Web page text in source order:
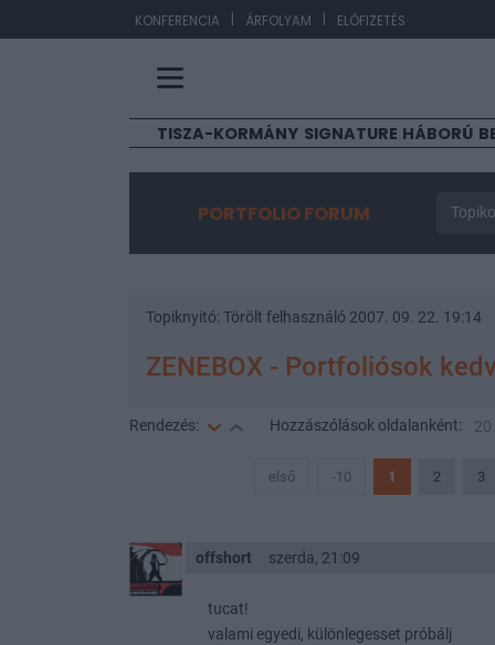
KONFERENCIA | ÁRFOLYAM | ELŐFIZETÉS
TISZA-KORMÁNY SIGNATURE HÁBORÚ
PORTFOLIO FORUM
Topiknyitó: Törölt felhasználó 2007. 09. 22. 19:14
ZENEBOX - Portfoliósok
Rendezés: Hozzászólások oldalanként: 20
első -10 1 2 3
offshort szerda, 21:09
tucat!
valami egyedi, különlegesset próbálj